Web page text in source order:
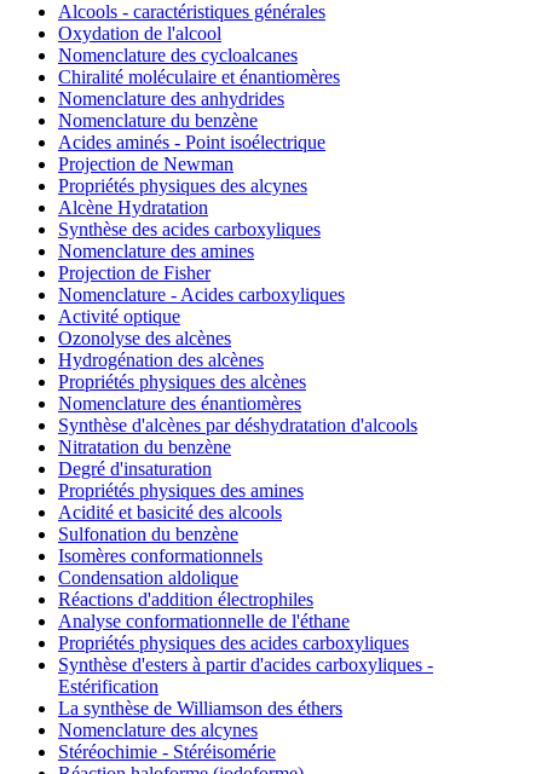
Alcools - caractéristiques générales
Oxydation de l'alcool
Nomenclature des cycloalcanes
Chiralité moléculaire et énantiomères
Nomenclature des anhydrides
Nomenclature du benzène
Acides aminés - Point isoélectrique
Projection de Newman
Propriétés physiques des alcynes
Alcène Hydratation
Synthèse des acides carboxyliques
Nomenclature des amines
Projection de Fisher
Nomenclature - Acides carboxyliques
Activité optique
Ozonolyse des alcènes
Hydrogénation des alcènes
Propriétés physiques des alcènes
Nomenclature des énantiomères
Synthèse d'alcènes par déshydratation d'alcools
Nitratation du benzène
Degré d'insaturation
Propriétés physiques des amines
Acidité et basicité des alcools
Sulfonation du benzène
Isomères conformationnels
Condensation aldolique
Réactions d'addition électrophiles
Analyse conformationnelle de l'éthane
Propriétés physiques des acides carboxyliques
Synthèse d'esters à partir d'acides carboxyliques -
Estérification
La synthèse de Williamson des éthers
Nomenclature des alcynes
Stéréochimie - Stéréisomérie